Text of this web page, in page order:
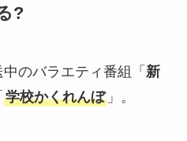
?
のバラエティ番組「 新
学校かくれんぼ」。